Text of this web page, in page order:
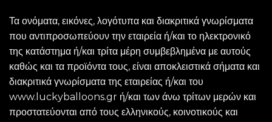
Τα ονόματα, εικόνες, λογότυπα και διακριτικά γνωρίσματα
που αντιπροσωπεύουν την εταιρεία ή/και το ηλεκτρονικό
της κατάστημα ή/και τρίτα μέρη συμβεβλημένα με αυτούς
καθώς και τα προϊόντα τους, είναι αποκλειστικά σήματα και
διακριτικά γνωρίσματα της εταιρείας ή/και του
www.luckyballoons.gr ή/και των άνω τρίτων μερών και
προστατεύονται από τους ελληνικούς, κοινοτικούς και